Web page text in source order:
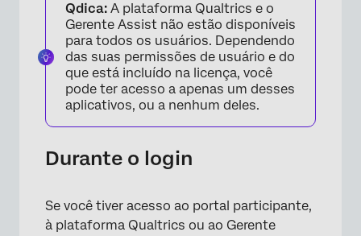
×
Qdica: A plataforma Qualtrics e o
Gerente Assist não estão disponíveis
para todos os usuários. Dependendo
das suas permissões de usuário e do
que está incluído na licença, você
pode ter acesso a apenas um desses
aplicativos, ou a nenhum deles.
Durante o login
Se você tiver acesso ao portal participante,
à plataforma Qualtrics ou ao Gerente